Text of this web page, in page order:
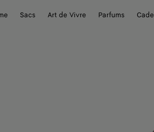
Sacs Art de Vivre Parfums